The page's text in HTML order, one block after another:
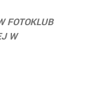
FOTOKLUB
W